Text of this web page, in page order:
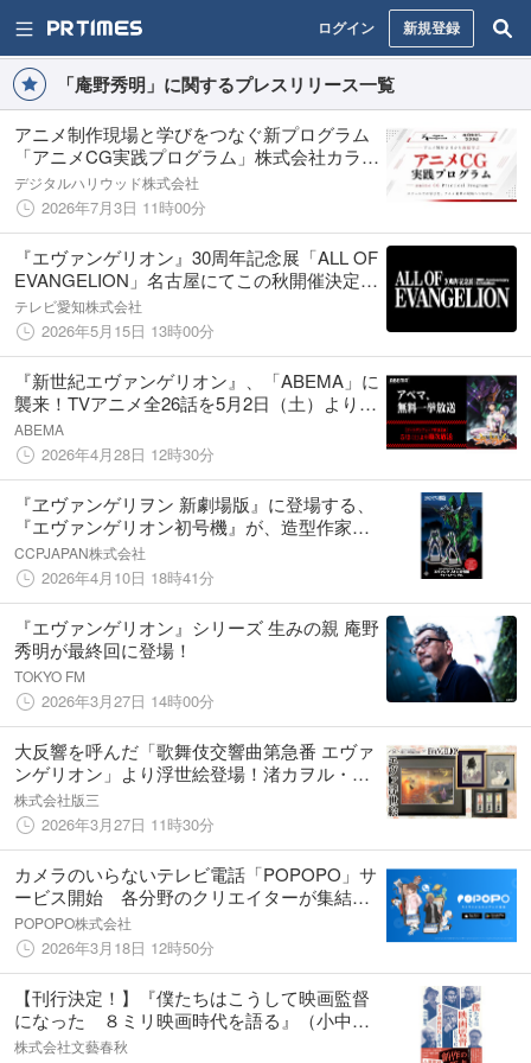
ログイン 新規登録
「庵野秀明」に関するプレスリリース一覧
アニメ制作現場と学びをつなぐ新プログラム
「アニメCG実践プログラム」株式会社カラー
と連携し始動
デジタルハリウッド株式会社
2026年7月3日 11時00分
『エヴァンゲリオン』30周年記念展「ALL OF
EVANGELION」名古屋にてこの秋開催決定！
さらにテレビ愛知にて『新世紀エヴァンゲリ
オン』TVシリーズを放送中
テレビ愛知株式会社
2026年5月15日 13時00分
『新世紀エヴァンゲリオン』、「ABEMA」に
襲来！TVアニメ全26話を5月2日（土）より無
料一挙放送決定！伝説のメガヒット作を無料
イッキ見
ABEMA
2026年4月28日 12時30分
『ヱヴァンゲリヲン 新劇場版』に登場する、
『エヴァンゲリオン初号機』が、造型作家
Yoshi.氏デザインのハイクオリティフィギュ
アとして、夜の街で戦闘するシーンをイメー
ジした限定カラーで登場！
CCPJAPAN株式会社
2026年4月10日 18時41分
『エヴァンゲリオン』シリーズ 生みの親 庵野
秀明が最終回に登場！
TOKYO FM
2026年3月27日 14時00分
大反響を呼んだ「歌舞伎交響曲第急番 エヴァ
ンゲリオン」より浮世絵登場！渚カヲル・碇
シンジの宿世や大首絵からエヴァンゲリオン
各機体の千社札まで、江戸の伝統と調和した
30周年記念作品が3/30より販売開始
株式会社版三
2026年3月27日 11時30分
カメラのいらないテレビ電話「POPOPO」サ
ービス開始 各分野のクリエイターが集結し
新たな国産SNSを開発 〜GACKT、西村博
之、川上量生、庵野秀明が取締役に就任〜
POPOPO株式会社
2026年3月18日 12時50分
【刊行決定！】『僕たちはこうして映画監督
になった ８ミリ映画時代を語る』（小中和
哉 著）石井岳龍、大林宣彦、黒沢清、庵野秀
株式会社文藝春秋